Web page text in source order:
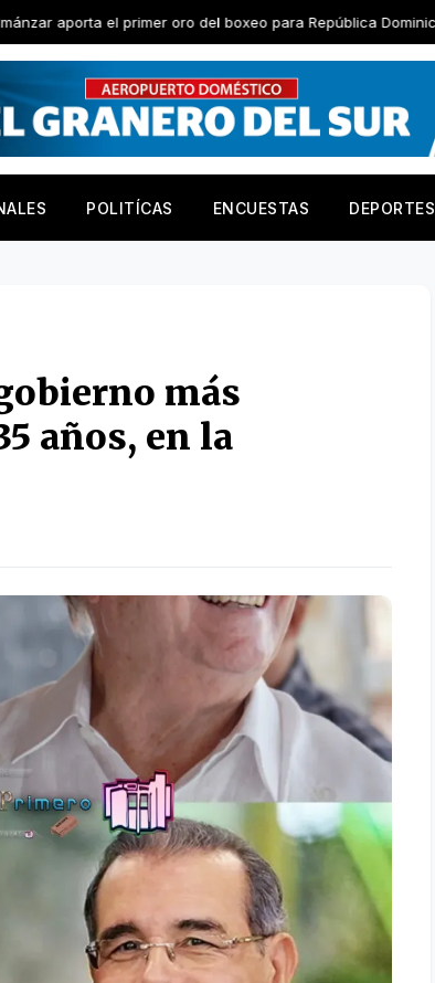
el primer oro del boxeo para República Dominicana
POLITÍCAS ENCUESTAS DEPORTES
más
años, en la